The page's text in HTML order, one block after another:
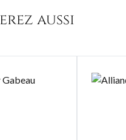
aussi